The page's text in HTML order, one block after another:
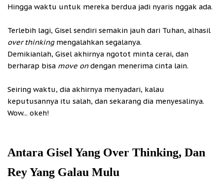
Hingga waktu untuk mereka berdua jadi nyaris nggak ada.
Terlebih lagi, Gisel sendiri semakin jauh dari Tuhan, alhasil
over thinking mengalahkan segalanya.
Demikianlah, Gisel akhirnya ngotot minta cerai, dan
berharap bisa move ondengan menerima cinta lain.
Seiring waktu, dia akhirnya menyadari, kalau
keputusannya itu salah, dan sekarang dia menyesalinya.
Wow... okeh!
Antara Gisel Yang Over Thinking, Dan
Rey Yang Galau Mulu